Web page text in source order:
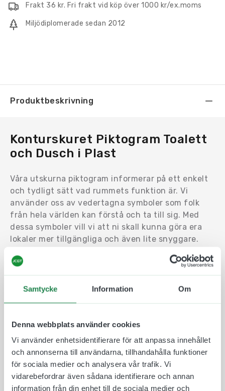
Samtycke Information Om
Denna webbplats använder cookies
Vi använder enhetsidentifierare för att anpassa innehållet
och annonserna till användarna, tillhandahålla funktioner
för sociala medier och analysera vår trafik. Vi
vidarebefordrar även sådana identifierare och annan
information från din enhet till de sociala medier och
mängd
Frakt 36 kr. Fri frakt vid köp över 1000 kr/ex.moms
Miljödiplomerade sedan 2012
Produktbeskrivning
Konturskuret Piktogram Toalett
och Dusch i Plast
Våra utskurna piktogram informerar på ett enkelt
och tydligt sätt vad rummets funktion är. Vi
använder oss av vedertagna symboler som folk
från hela världen kan förstå och ta till sig. Med
dessa symboler vill vi att ni skall kunna göra era
lokaler mer tillgängliga och även lite snyggare.
Konturskuret piktogram i plast är vårt billigare
alternativ och den är lämplig både inomhus och
ljusabsorberande icke reflekterande akrylplast,
Vid montering rekommenderar vi en ren och plan
yta som symbolerna kan sitta på. Är ytan ojämn
eller smutsig så ökar risken att symbolerna inte
kommer sitta kvar.